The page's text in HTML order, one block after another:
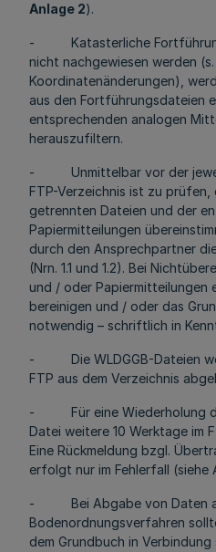
Anlage 2).
- Katasterliche
nicht nachgewiesen werden
Koordinatenänderungen),
aus den Fortführungsdateien
entsprechenden analogen
herauszufiltern.
- Unmittelbar vor der
FTP-Verzeichnis ist zu
getrennten Dateien und der
Papiermitteilungen
durch den Ansprechpartner
(Nrn. 1.1 und 1.2). Bei
und / oder Papiermitteilungen
bereinigen und / oder das
notwendig – schriftlich in
- Die WLDGGB-Dateien
FTP aus dem Verzeichnis
- Für eine Wiederholung
Datei weitere 10 Werktage im
Eine Rückmeldung bzgl.
erfolgt nur im Fehlerfall (siehe
- Bei Abgabe von Daten
Bodenordnungsverfahren
dem Grundbuch in